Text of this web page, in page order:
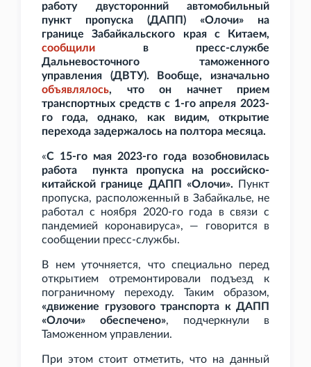
работу двусторонний автомобильный
пункт пропуска (ДАПП) «Олочи» на
границе Забайкальского края с Китаем,
сообщили в пресс-службе
Дальневосточного таможенного
управления (ДВТУ). Вообще, изначально
объявлялось, что он начнет прием
транспортных средств с 1-го апреля 2023-
го года, однако, как видим, открытие
перехода задержалось на полтора месяца.
«С 15-го мая 2023-го года возобновилась
работа пункта пропуска на российско-
китайской границе ДАПП «Олочи». Пункт
пропуска, расположенный в Забайкалье, не
работал с ноября 2020-го года в связи с
пандемией коронавируса», — говорится в
сообщении пресс-службы.
В нем уточняется, что специально перед
открытием отремонтировали подъезд к
пограничному переходу. Таким образом,
«движение грузового транспорта к ДАПП
«Олочи» обеспечено», подчеркнули в
Таможенном управлении.
При этом стоит отметить, что на данный